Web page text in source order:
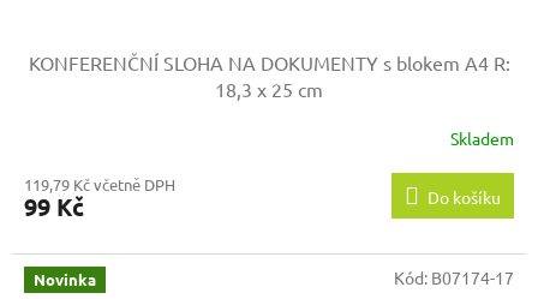
KONFERENČNÍ SLOHA NA DOKUMENTY s blokem A4 R:
18,3 x 25 cm
Skladem
119,79 Kč včetně DPH
99 Kč Do košíku
Novinka Kód: B07174-17